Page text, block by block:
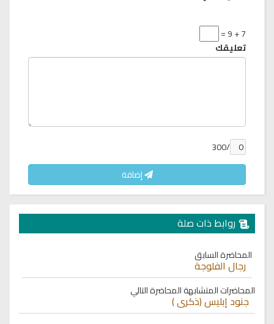
7 + 9 =
تعليقك
/300
إضافة
روابط ذات صلة
المحاضرة السابق
رجال الفلوجة
المحاضرات المتشابهةالمحاضرة التالي
جنود إبليس (ذكرى )